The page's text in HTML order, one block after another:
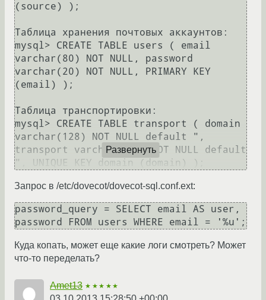
(source) );
Таблица хранения почтовых аккаунтов:
mysql> CREATE TABLE users ( email
varchar(80) NOT NULL, password
varchar(20) NOT NULL, PRIMARY KEY
(email) );
Таблица транспортировки:
mysql> CREATE TABLE transport ( domain
varchar(128) NOT NULL default ",
transport varchar(128) NOT NULL default
", UNIQUE KEY domain (domain) );
Развернуть
Запрос в /etc/dovecot/dovecot-sql.conf.ext:
password_query = SELECT email AS user,
password FROM users WHERE email = '%u';
Куда копать, может еще какие логи смотреть? Может
что-то переделать?
Amet13 ★★★★★